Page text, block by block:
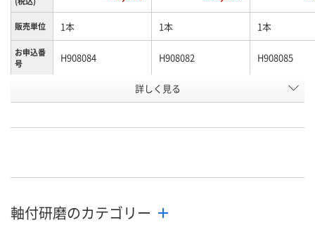
販売単位 1本 1本 1本
お申込番
号
H908084 H908082 H908085
あり
詳しく見る
軸付研磨のカテゴリー